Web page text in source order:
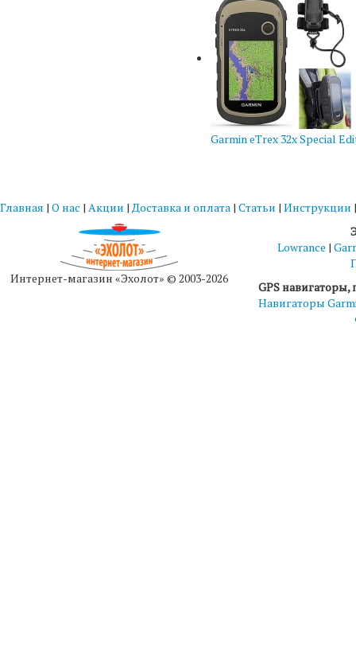
Garmin eTrex 32x Special
Главная | О нас | Акции |Доставка и оплата | Статьи | Инструкции
Интернет-магазин «Эхолот» © 2003-2026
Lowrance |
GPS
Навигаторы